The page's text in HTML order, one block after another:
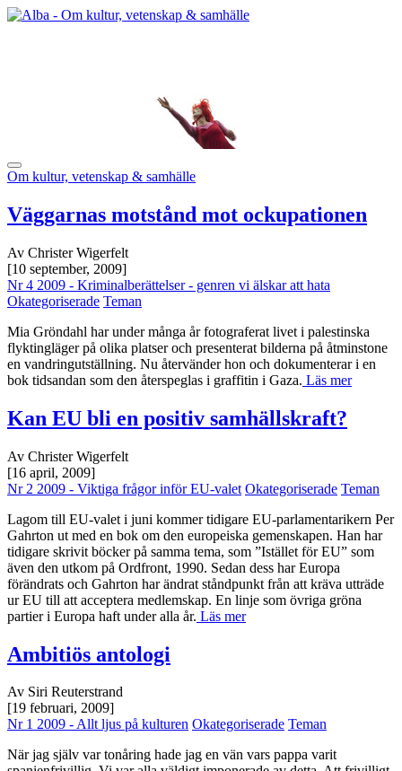
Om kultur, vetenskap & samhälle
Väggarnas motstånd mot ockupationen
Av Christer Wigerfelt
[10 september, 2009]
Nr 4 2009 - Kriminalberättelser - genren vi älskar att hata
Okategoriserade Teman
Mia Gröndahl har under många år fotograferat livet i palestinska
flyktingläger på olika platser och presenterat bilderna på åtminstone
en vandringutställning. Nu återvänder hon och dokumenterar i en
bok tidsandan som den återspeglas i graffitin i Gaza. Läs mer
Kan EU bli en positiv samhällskraft?
Av Christer Wigerfelt
[16 april, 2009]
Nr 2 2009 - Viktiga frågor inför EU-valet Okategoriserade Teman
Lagom till EU-valet i juni kommer tidigare EU-parlamentarikern Per
Gahrton ut med en bok om den europeiska gemenskapen. Han har
tidigare skrivit böcker på samma tema, som ”Istället för EU” som
även den utkom på Ordfront, 1990. Sedan dess har Europa
förändrats och Gahrton har ändrat ståndpunkt från att kräva utträde
ur EU till att acceptera medlemskap. En linje som övriga gröna
partier i Europa haft under alla år. Läs mer
Ambitiös antologi
Av Siri Reuterstrand
[19 februari, 2009]
Nr 1 2009 - Allt ljus på kulturen Okategoriserade Teman
När jag själv var tonåring hade jag en vän vars pappa varit